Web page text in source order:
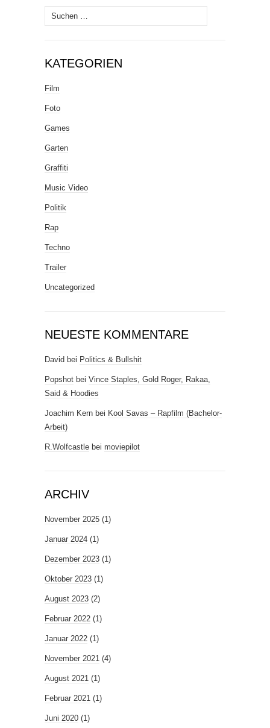
Suche
nach:
KATEGORIEN
Film
Foto
Games
Garten
Graffiti
Music Video
Politik
Rap
Techno
Trailer
Uncategorized
NEUESTE KOMMENTARE
David bei Politics & Bullshit
Popshot bei Vince Staples, Gold Roger, Rakaa,
Said & Hoodies
Joachim Kern bei Kool Savas – Rapfilm (Bachelor-
Arbeit)
R.Wolfcastle bei moviepilot
ARCHIV
November 2025 (1)
Januar 2024 (1)
Dezember 2023 (1)
Oktober 2023 (1)
August 2023 (2)
Februar 2022 (1)
Januar 2022 (1)
November 2021 (4)
August 2021 (1)
Februar 2021 (1)
Juni 2020 (1)